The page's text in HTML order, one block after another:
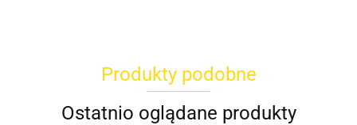
Produkty podobne
Ostatnio oglądane produkty